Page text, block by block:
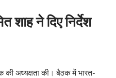
शाह ने दिए निर्देश
की अध्यक्षता की। बैठक में भारत-